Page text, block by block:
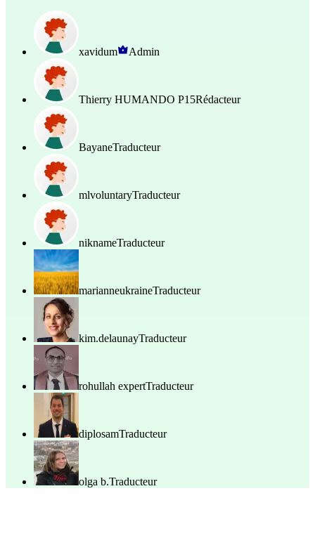
xavidum Admin
Thierry HUMANDO P15Rédacteur
BayaneTraducteur
mlvoluntaryTraducteur
niknameTraducteur
marianneukraineTraducteur
kim.delaunayTraducteur
rohullah expertTraducteur
diplosamTraducteur
olga b.Traducteur